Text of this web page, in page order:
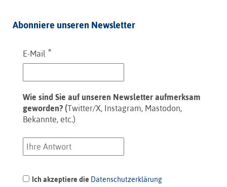
Abonniere unseren Newsletter
E-Mail *
Wie sind Sie auf unseren Newsletter aufmerksam
geworden? (Twitter/X, Instagram, Mastodon,
Bekannte, etc.)
Ich akzeptiere die Datenschutzerklärung